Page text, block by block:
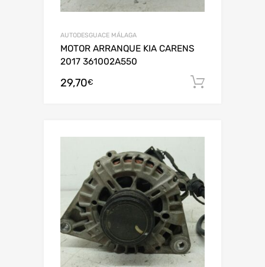
AUTODESGUACE MÁLAGA
MOTOR ARRANQUE KIA CARENS
2017 361002A550
29,70€